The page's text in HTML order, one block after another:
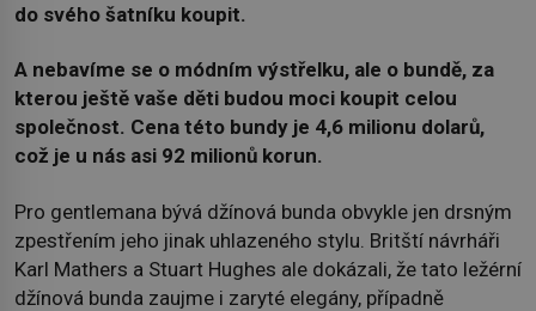
do svého šatníku koupit.
A nebavíme se o módním výstřelku, ale o bundě, za
kterou ještě vaše děti budou moci koupit celou
společnost. Cena této bundy je 4,6 milionu dolarů,
což je u nás asi 92 milionů korun.
Pro gentlemana bývá džínová bunda obvykle jen drsným
zpestřením jeho jinak uhlazeného stylu. Britští návrháři
Karl Mathers a Stuart Hughes ale dokázali, že tato ležérní
džínová bunda zaujme i zaryté elegány, případně